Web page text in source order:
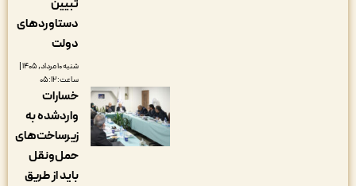
دستاوردهای
شنبه ۱۰ مرداد, ۱۴۰۵ |
خسارات
واردشده به
زیرساخت‌های
حمل‌ونقل
باید از طریق